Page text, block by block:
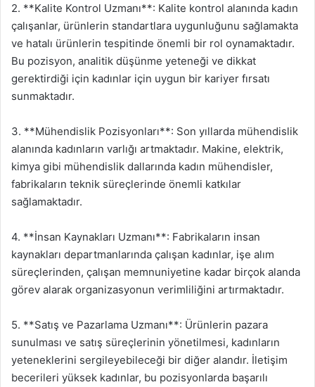
2. **Kalite Kontrol Uzmanı**: Kalite kontrol alanında kadın
çalışanlar, ürünlerin standartlara uygunluğunu sağlamakta
ve hatalı ürünlerin tespitinde önemli bir rol oynamaktadır.
Bu pozisyon, analitik düşünme yeteneği ve dikkat
gerektirdiği için kadınlar için uygun bir kariyer fırsatı
sunmaktadır.
3. **Mühendislik Pozisyonları**: Son yıllarda mühendislik
alanında kadınların varlığı artmaktadır. Makine, elektrik,
kimya gibi mühendislik dallarında kadın mühendisler,
fabrikaların teknik süreçlerinde önemli katkılar
sağlamaktadır.
4. **İnsan Kaynakları Uzmanı**: Fabrikaların insan
kaynakları departmanlarında çalışan kadınlar, işe alım
süreçlerinden, çalışan memnuniyetine kadar birçok alanda
görev alarak organizasyonun verimliliğini artırmaktadır.
5. **Satış ve Pazarlama Uzmanı**: Ürünlerin pazara
sunulması ve satış süreçlerinin yönetilmesi, kadınların
yeteneklerini sergileyebileceği bir diğer alandır. İletişim
becerileri yüksek kadınlar, bu pozisyonlarda başarılı